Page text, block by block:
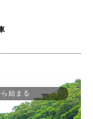
始まる